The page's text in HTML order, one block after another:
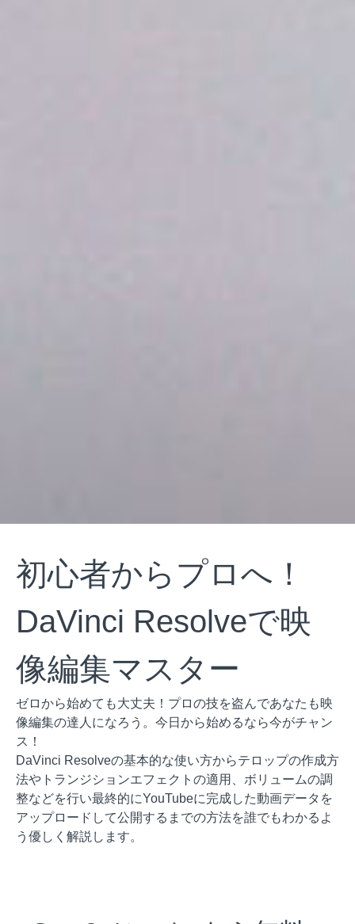
初心者からプロへ！
DaVinci Resolveで映
像編集マスター
ゼロから始めても大丈夫！プロの技を盗んであなたも映
像編集の達人になろう。今日から始めるなら今がチャン
ス！
DaVinci Resolveの基本的な使い方からテロップの作成方
法やトランジションエフェクトの適用、ボリュームの調
整などを行い最終的にYouTubeに完成した動画データを
アップロードして公開するまでの方法を誰でもわかるよ
う優しく解説します。